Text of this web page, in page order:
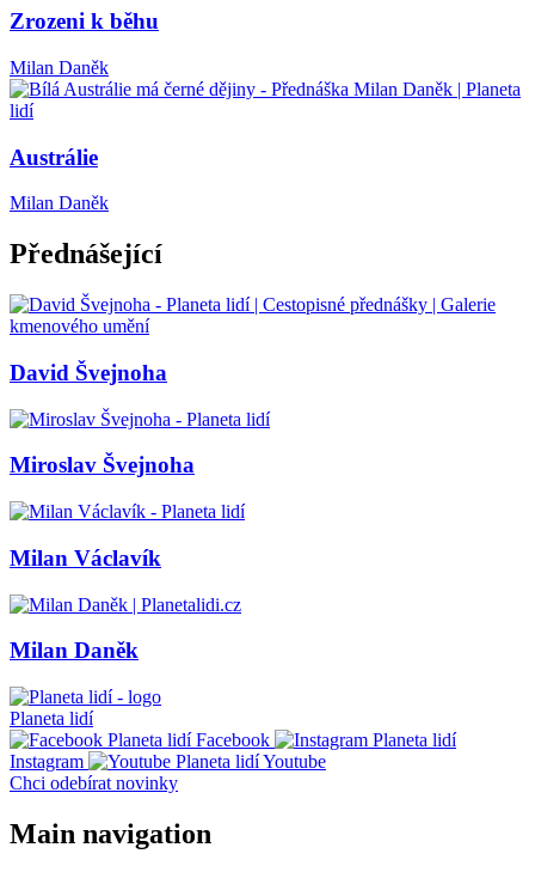
Zrozeni k běhu
Milan Daněk
Austrálie
Milan Daněk
Přednášející
David Švejnoha
Miroslav Švejnoha
Milan Václavík
Milan Daněk
Planeta lidí
Facebook
Instagram
Youtube
Chci odebírat novinky
Main navigation